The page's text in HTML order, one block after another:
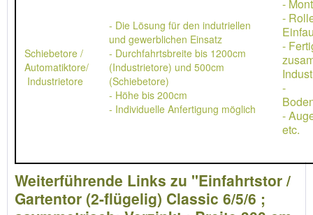
Schiebetore /
Automatiktore/
Industrietore
- Die Lösung für den indutriellen
und gewerblichen Einsatz
- Durchfahrtsbreite bis 1200cm
(Industrietore) und 500cm
(Schiebetore)
- Höhe bis 200cm
- Individuelle Anfertigung möglich
-
-
-
-
-
etc.
Weiterführende Links zu "Einfahrtstor /
Gartentor (2-flügelig) Classic 6/5/6 ;